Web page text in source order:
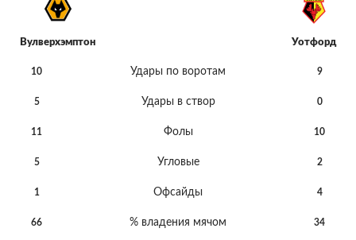
Вулверхэмптон Уотфорд
10 Удары по воротам 9
5 Удары в створ 0
11 Фолы 10
5 Угловые 2
1 Офсайды 4
66 % владения мячом 34